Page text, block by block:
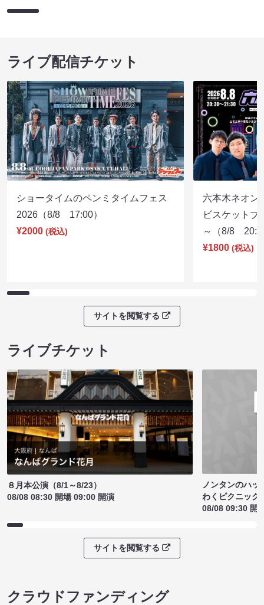
ライブ配信チケット
ショータイムのペンミタイムフェス
2026（8/8 17:00）
¥2000 (税込)
六本木ネオン
ビスケットブ
～（8/8
¥1800 (税込)
サイトを閲覧する
ライブチケット
８月本公演（8/1～8/23）
08/08 08:30 開場 09:00 開演
ノンタンのハッ
わくピクニック
08/08 09:30 開
サイトを閲覧する
クラウドファンディング